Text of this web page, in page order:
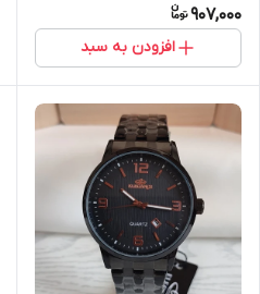
907,000
افزودن به سبد